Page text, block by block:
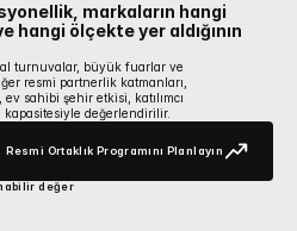
markaların hangi
ölçekte yer aldığının
turnuvalar, büyük fuarlar ve
resmi partnerlik katmanları,
ev sahibi şehir etkisi, katılımcı
kapasitesiyle değerlendirilir.
Resmi Ortaklık Programını Planlayın
Resmi Ortaklık Programını
değer